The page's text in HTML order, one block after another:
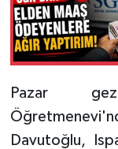
Pazar
Davutoğlu,
Türkiye
Yerel
İletişim